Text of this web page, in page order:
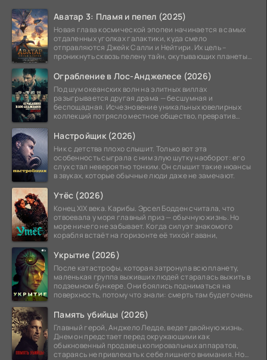
Аватар 3: Пламя и пепел (2025)
Новая глава космической эпопеи начинается в самых
отдаленных уголках галактики, куда смело
отправляются Джейк Салли и Нейтири. Их цель –
проникнуть сквозь пелену тайн, окутывающих планеты
Ограбление в Лос-Анджелесе (2026)
Под шум океанских волн на элитных виллах
разыгрывается другая драма — бесшумная и
беспощадная. Исчезновение уникальных ювелирных
коллекций потрясло местное общество, превратив
Настройщик (2026)
Ник с детства плохо слышит. Только вот эта
особенность сыграла с ним злую шутку наоборот: его
слух стал невероятно тонким. Он слышит такие нюансы
в звуках, которые обычные люди даже не замечают.
Утёс (2026)
Конец XIX века. Карибы. Эрсел Бодден считала, что
отвоевала у моря главный приз — обычную жизнь. Но
море ничего не забывает. Когда силуэт знакомого
корабля встаёт на горизонте её тихой гавани,
Укрытие (2026)
После катастрофы, которая затронула всю планету,
маленькая группа выживших людей старалась выжить в
подземном бункере. Они боялись подниматься на
поверхность, потому что знали: смерть там будет очень
Память убийцы (2026)
Главный герой, Анджело Ледде, ведет двойную жизнь.
Днем он предстает перед окружающими как
обыкновенный продавец копировальных аппаратов,
стараясь не привлекать к себе лишнего внимания. Но